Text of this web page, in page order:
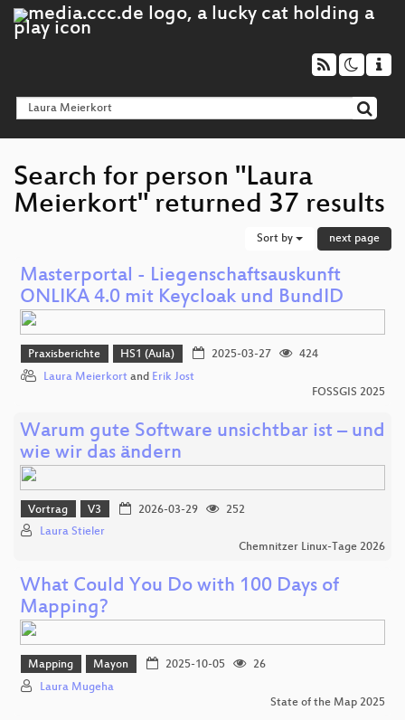
Search for person "Laura
Meierkort" returned 37 results
Sort by next page
Masterportal - Liegenschaftsauskunft
ONLIKA 4.0 mit Keycloak und BundID
Praxisberichte HS1 (Aula) 2025-03-27
424
Laura Meierkort and Erik Jost
FOSSGIS 2025
Warum gute Software unsichtbar ist – und
wie wir das ändern
Vortrag V3 2026-03-29
252
Laura Stieler
Chemnitzer Linux-Tage 2026
What Could You Do with 100 Days of
Mapping?
Mapping Mayon 2025-10-05
26
Laura Mugeha
State of the Map 2025